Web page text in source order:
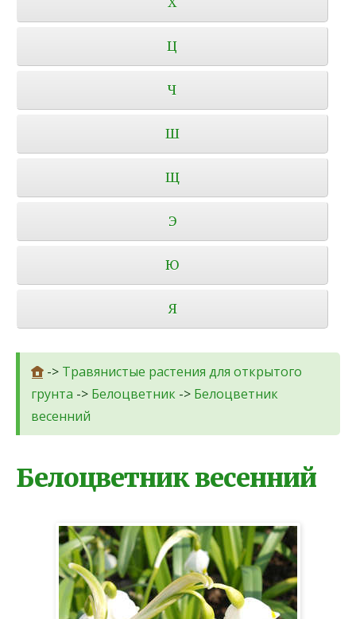
Ц
Ч
Ш
Щ
Э
Ю
Я
-> Травянистые растения для открытого
грунта -> Белоцветник -> Белоцветник
весенний
Белоцветник весенний